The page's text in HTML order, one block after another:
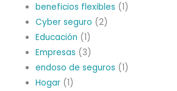
beneficios flexibles (1)
Cyber seguro (2)
Educación (1)
Empresas (3)
endoso de seguros (1)
Hogar (1)